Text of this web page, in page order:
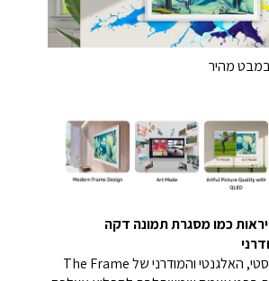
במבט מהיר
כמו מסגרת תמונה דקה
העיצוב המינימליסטי, האלגנטי והמודרני של The Frame